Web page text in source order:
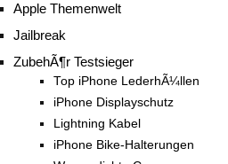
Apple Themenwelt
Jailbreak
ZubehÃ¶r Testsieger
Top iPhone LederhÃ¼llen
iPhone Displayschutz
Lightning Kabel
iPhone Bike-Halterungen